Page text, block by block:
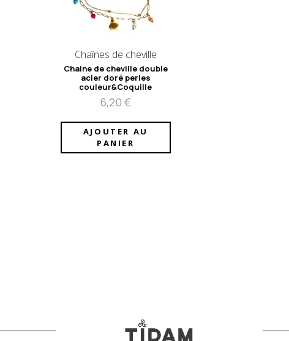
Chaînes de cheville
Chaine de cheville double
acier doré perles
couleur&Coquille
6,20€
AJOUTER AU
PANIER